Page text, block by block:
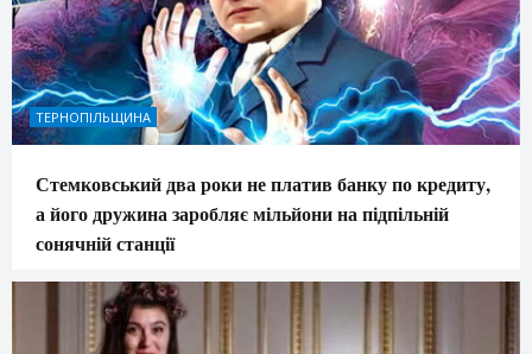
ТЕРНОПІЛЬЩИНА
Стемковський два роки не платив банку по кредиту,
а його дружина заробляє мільйони на підпільній
сонячній станції